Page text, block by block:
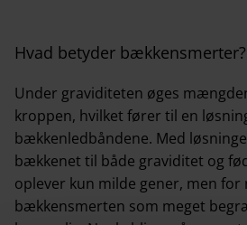
Hvad betyder bækkensmerter?
Under graviditeten øges
kroppen, hvilket fører til en
bækkenledbåndene. Med
bækkenet til både graviditet og
oplever kun milde gener, men for
bækkensmerten som meget